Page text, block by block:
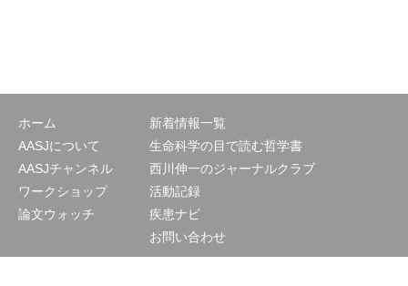
ホーム
AASJについて
AASJチャンネル
ワークショップ
論文ウォッチ
新着情報一覧
生命科学の目で読む哲学書
西川伸一のジャーナルクラブ
活動記録
疾患ナビ
お問い合わせ